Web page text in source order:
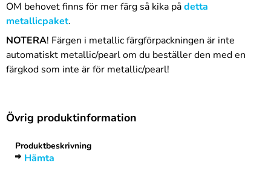
OM behovet finns för mer färg så kika pådetta
metallicpaket.
NOTERA! Färgen i metallic färgförpackningen är inte
automatiskt metallic/pearl om du beställer den med en
färgkod som inte är för metallic/pearl!
Övrig produktinformation
Produktbeskrivning
Hämta